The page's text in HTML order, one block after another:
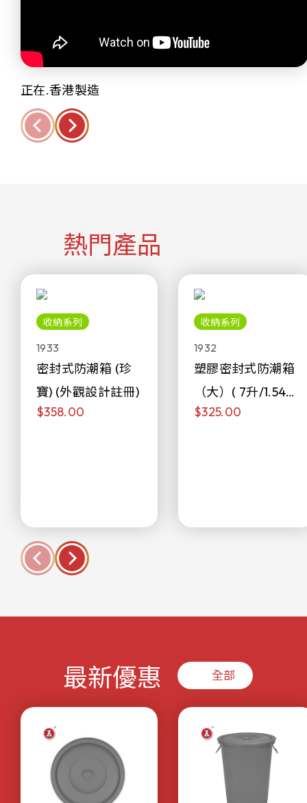
正在.香港製造
熱門產品
收納系列
1933
密封式防潮箱 (珍
寶) (外觀設計註冊)
$358.00
收納系列
1932
塑膠密封式防潮箱
（大）( 7升/1.54加
侖)
$325.00
最新優惠 全部